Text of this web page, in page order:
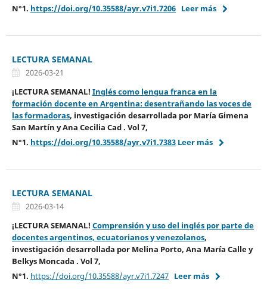
N°1. https://doi.org/10.35588/ayr.v7i1.7206 Leer más
LECTURA SEMANAL
2026-03-21
¡LECTURA SEMANAL! Inglés como lengua franca en la
formación docente en Argentina: desentrañando las voces de
las formadoras, investigación desarrollada por María Gimena
San Martín y Ana Cecilia Cad . Vol 7,
N°1. https://doi.org/10.35588/ayr.v7i1.7383 Leer más
LECTURA SEMANAL
2026-03-14
¡LECTURA SEMANAL! Comprensión y uso del inglés por parte de
docentes argentinos, ecuatorianos y venezolanos,
investigación desarrollada por Melina Porto, Ana María Calle y
Belkys Moncada . Vol 7,
N°1. https://doi.org/10.35588/ayr.v7i1.7247 Leer más